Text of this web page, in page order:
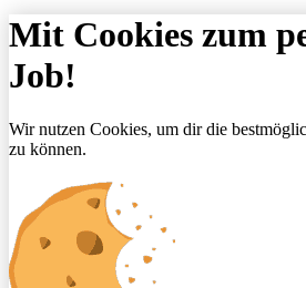
Mit Cookies zum
Job!
Wir nutzen Cookies, um dir die
zu können.